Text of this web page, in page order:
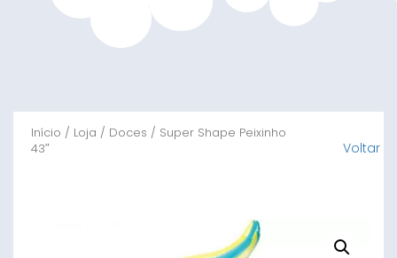
Início / Loja / Doces / Super Shape Peixinho
43″
Voltar